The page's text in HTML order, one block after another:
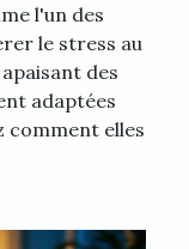
l'un des
le stress au
des
adaptées
comment elles